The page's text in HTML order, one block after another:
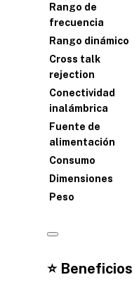
Rango de
frecuencia
Rango dinámico
Cross talk
rejection
Conectividad
inalámbrica
Fuente de
alimentación
Consumo
Dimensiones
Peso
⭐ Beneficios